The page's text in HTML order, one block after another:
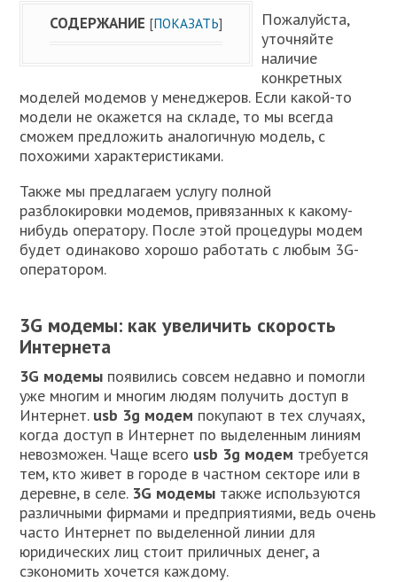
СОДЕРЖАНИЕ [ПОКАЗАТЬ]
Пожалуйста,
уточняйте
наличие
конкретных
моделей модемов у менеджеров. Если какой-то
модели не окажется на складе, то мы всегда
сможем предложить аналогичную модель, с
похожими характеристиками.
Также мы предлагаем услугу полной
разблокировки модемов, привязанных к какому-
нибудь оператору. После этой процедуры модем
будет одинаково хорошо работать с любым 3G-
оператором.
3G модемы: как увеличить скорость
Интернета
3G модемы появились совсем недавно и помогли
уже многим и многим людям получить доступ в
Интернет. usb 3g модем покупают в тех случаях,
когда доступ в Интернет по выделенным линиям
невозможен. Чаще всего usb 3g модем требуется
тем, кто живет в городе в частном секторе или в
деревне, в селе. 3G модемы также используются
различными фирмами и предприятиями, ведь очень
часто Интернет по выделенной линии для
юридических лиц стоит приличных денег, а
сэкономить хочется каждому.